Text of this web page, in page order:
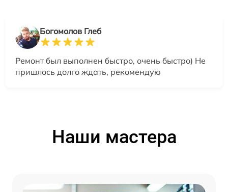
Богомолов Глеб
Ремонт был выполнен быстро, очень быстро) Не
пришлось долго ждать, рекомендую
Наши мастера